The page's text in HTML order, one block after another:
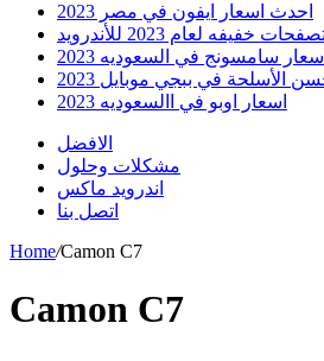
احدث اسعار ايفون في مصر 2023
أسعار سامسونج في السعوديه 2023
اسعار اوبو في االسعوديه 2023
الافضل
مشكلات وحلول
اندرويد ماكس
اتصل بنا
Home/Camon C7
Camon C7